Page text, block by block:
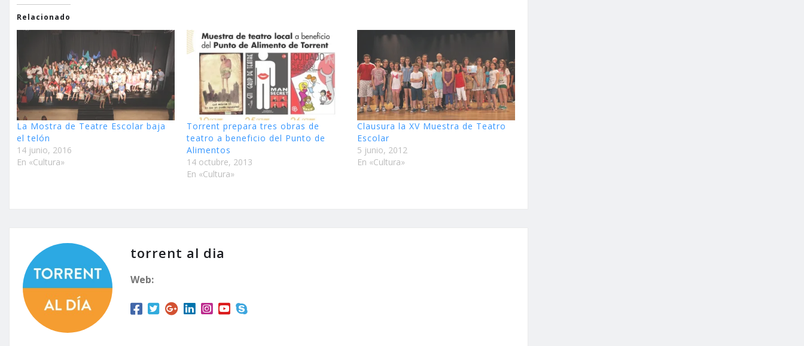
Relacionado
La Mostra de Teatre Escolar baja
el telón
14 junio, 2016
En «Cultura»
Torrent prepara tres obras de
teatro a beneficio del Punto de
Alimentos
14 octubre, 2013
En «Cultura»
Clausura la XV Muestra de Teatro
5 junio, 2012
En «Cultura»
torrent al dia
Web: